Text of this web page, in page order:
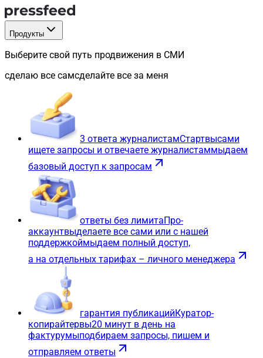
Продукты
Выберите свой путь продвижения в СМИ
сделаю все самсделайте все за меня
3 ответа журналистамСтартвысами
ищете запросы и отвечаете журналистаммыдаем
базовый доступ к запросам
ответы без лимитаПро-
аккаунтвыделаете все сами или с нашей
поддержкоймыдаем полный доступ,
а на отдельных тарифах – личного менеджера
гарантия публикацийКуратор-
копирайтервы20 минут в день на
фактурумыподбираем запросы, пишем и
отправляем ответы